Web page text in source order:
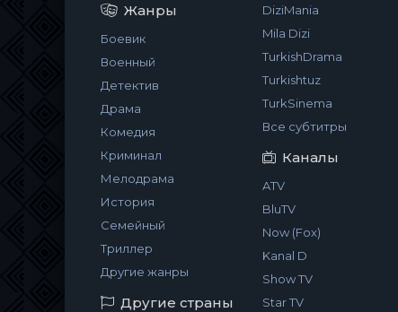
Жанры
Боевик
Военный
Детектив
Драма
Комедия
Криминал
Мелодрама
История
Семейный
Триллер
Другие жанры
Другие страны
DiziMania
Mila Dizi
TurkishDrama
Turkishtuz
TurkSinema
Все субтитры
Каналы
ATV
BluTV
Now (Fox)
Kanal D
Show TV
Star TV